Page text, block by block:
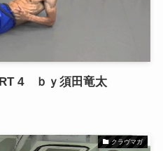
4 ｂｙ須田竜太
クラヴマガ